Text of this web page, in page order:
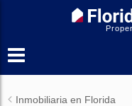
Inmobiliaria en Florida